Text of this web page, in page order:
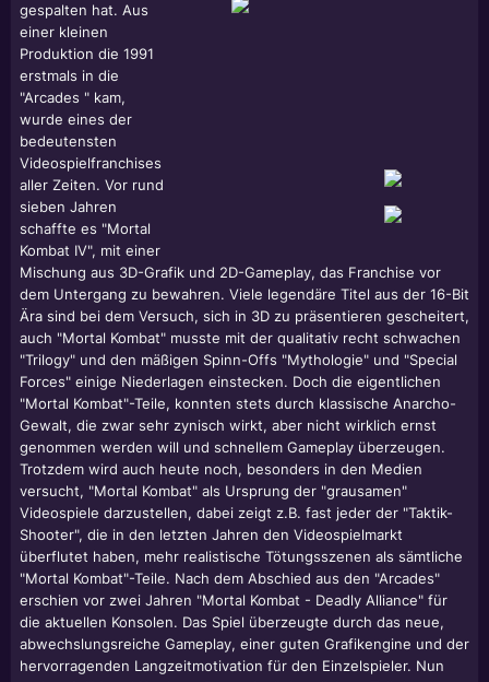
gespalten hat. Aus
einer kleinen
Produktion die 1991
erstmals in die
"Arcades " kam,
wurde eines der
bedeutensten
Videospielfranchises
aller Zeiten. Vor rund
sieben Jahren
schaffte es "Mortal
Kombat IV", mit einer
Mischung aus 3D-Grafik und 2D-Gameplay, das Franchise vor
dem Untergang zu bewahren. Viele legendäre Titel aus der 16-Bit
Ära sind bei dem Versuch, sich in 3D zu präsentieren gescheitert,
auch "Mortal Kombat" musste mit der qualitativ recht schwachen
"Trilogy" und den mäßigen Spinn-Offs "Mythologie" und "Special
Forces" einige Niederlagen einstecken. Doch die eigentlichen
"Mortal Kombat"-Teile, konnten stets durch klassische Anarcho-
Gewalt, die zwar sehr zynisch wirkt, aber nicht wirklich ernst
genommen werden will und schnellem Gameplay überzeugen.
Trotzdem wird auch heute noch, besonders in den Medien
versucht, "Mortal Kombat" als Ursprung der "grausamen"
Videospiele darzustellen, dabei zeigt z.B. fast jeder der "Taktik-
Shooter", die in den letzten Jahren den Videospielmarkt
überflutet haben, mehr realistische Tötungsszenen als sämtliche
"Mortal Kombat"-Teile. Nach dem Abschied aus den "Arcades"
erschien vor zwei Jahren "Mortal Kombat - Deadly Alliance" für
die aktuellen Konsolen. Das Spiel überzeugte durch das neue,
abwechslungsreiche Gameplay, einer guten Grafikengine und der
hervorragenden Langzeitmotivation für den Einzelspieler. Nun